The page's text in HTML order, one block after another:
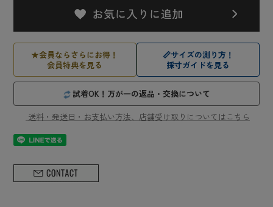
★会員ならさらにお得！
会員特典を見る
📏サイズの測り方！
採寸ガイドを見る
試着OK！万が一の返品・交換について
送料・発送日・お支払い方法、店舗受け取りについてはこちら